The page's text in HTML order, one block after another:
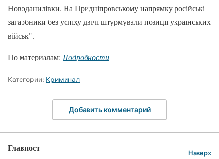
Новоданилівки. На Придніпровському напрямку російські
загарбники без успіху двічі штурмували позиції українських
військ".
По материалам: Подробности
Категории: Криминал
Добавить комментарий
Главпост Наверх